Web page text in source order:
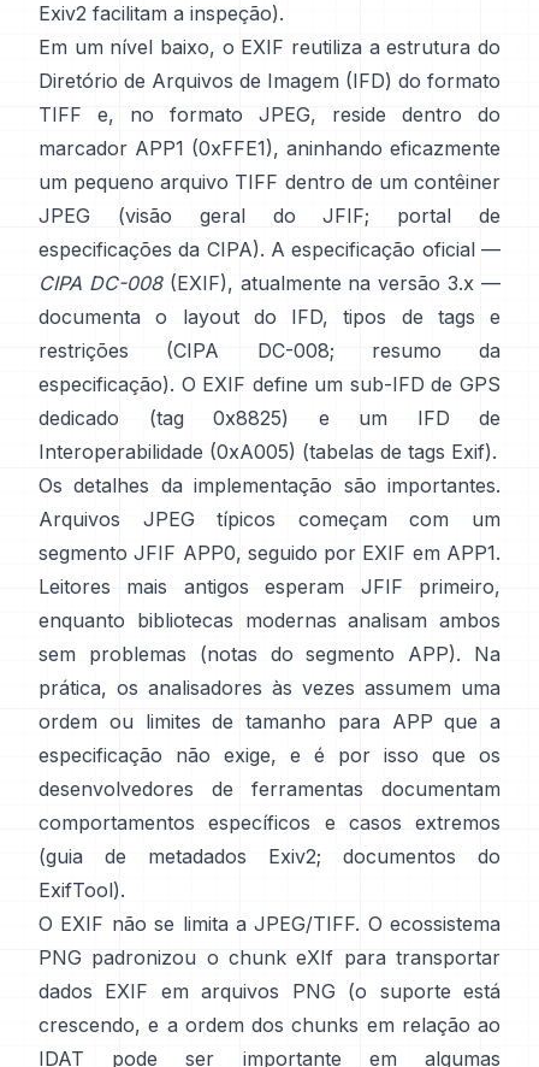
Exiv2 facilitam a inspeção).
Em um nível baixo, o EXIF reutiliza a estrutura do
Diretório de Arquivos de Imagem (IFD) do formato
TIFF e, no formato JPEG, reside dentro do
marcador APP1 (0xFFE1), aninhando eficazmente
um pequeno arquivo TIFF dentro de um contêiner
JPEG (visão geral do JFIF; portal de
especificações da CIPA). A especificação oficial —
CIPA DC-008(EXIF), atualmente na versão 3.x —
documenta o layout do IFD, tipos de tags e
restrições (CIPA DC-008; resumo da
especificação). O EXIF define um sub-IFD de GPS
dedicado (tag 0x8825) e um IFD de
Interoperabilidade (0xA005) (tabelas de tags Exif).
Os detalhes da implementação são importantes.
Arquivos JPEG típicos começam com um
segmento JFIF APP0, seguido por EXIF em APP1.
Leitores mais antigos esperam JFIF primeiro,
enquanto bibliotecas modernas analisam ambos
sem problemas (notas do segmento APP). Na
prática, os analisadores às vezes assumem uma
ordem ou limites de tamanho para APP que a
especificação não exige, e é por isso que os
desenvolvedores de ferramentas documentam
comportamentos específicos e casos extremos
(guia de metadados Exiv2; documentos do
ExifTool).
O EXIF não se limita a JPEG/TIFF. O ecossistema
PNG padronizou o chunk eXIf para transportar
dados EXIF em arquivos PNG (o suporte está
crescendo, e a ordem dos chunks em relação ao
IDAT pode ser importante em algumas